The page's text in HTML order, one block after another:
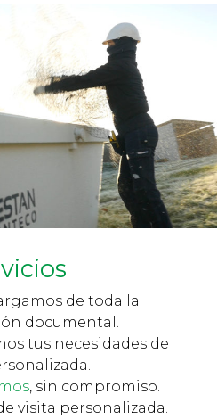
de toda la
documental.
tus necesidades de
, sin compromiso.
visita personalizada.